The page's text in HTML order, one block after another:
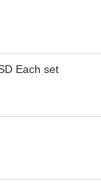
Each set